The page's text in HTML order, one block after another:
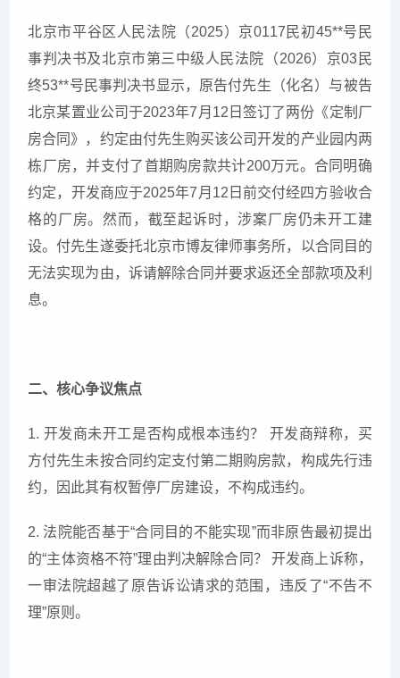
北京市平谷区人民法院（2025）京0117民初45**号民
事判决书及北京市第三中级人民法院（2026）京03民
终53**号民事判决书显示，原告付先生（化名）与被告
北京某置业公司于2023年7月12日签订了两份《定制厂
房合同》，约定由付先生购买该公司开发的产业园内两
栋厂房，并支付了首期购房款共计200万元。合同明确
约定，开发商应于2025年7月12日前交付经四方验收合
格的厂房。然而，截至起诉时，涉案厂房仍未开工建
设。付先生遂委托北京市博友律师事务所，以合同目的
无法实现为由，诉请解除合同并要求返还全部款项及利
息。
二、核心争议焦点
1. 开发商未开工是否构成根本违约？ 开发商辩称，买
方付先生未按合同约定支付第二期购房款，构成先行违
约，因此其有权暂停厂房建设，不构成违约。
2. 法院能否基于“合同目的不能实现”而非原告最初提出
的“主体资格不符”理由判决解除合同？ 开发商上诉称，
一审法院超越了原告诉讼请求的范围，违反了“不告不
理”原则。